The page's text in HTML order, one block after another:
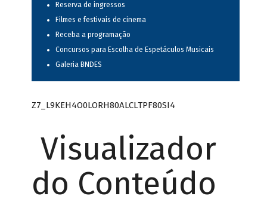
Reserva de ingressos
Filmes e festivais de cinema
Receba a programação
Concursos para Escolha de Espetáculos Musicais
Galeria BNDES
Z7_L9KEH4O0LORH80ALCLTPF80SI4
Visualizador
do Conteúdo